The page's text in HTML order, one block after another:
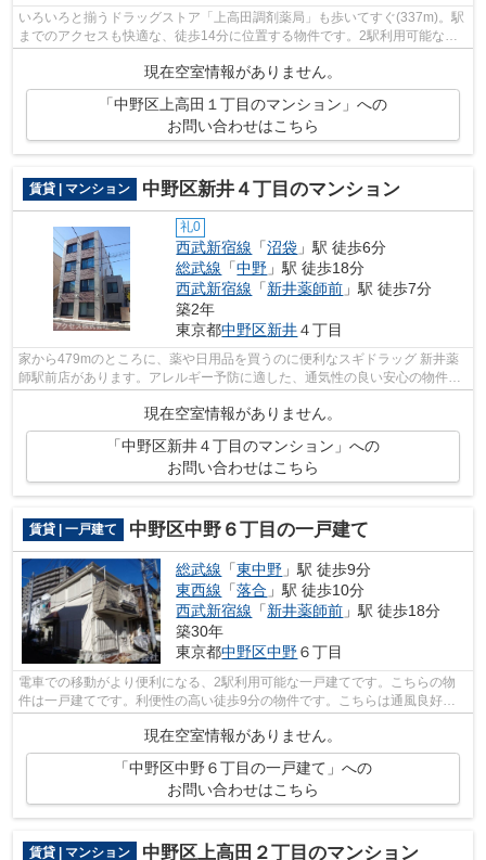
いろいろと揃うドラッグストア「上高田調剤薬局」も歩いてすぐ(337m)。駅
までのアクセスも快適な、徒歩14分に位置する物件です。2駅利用可能なの
現在空室情報がありません。
「中野区上高田１丁目のマンション」への
お問い合わせはこちら
賃貸 | マンション 中野区新井４丁目のマンション
礼0
西武新宿線 「沼袋 」駅 徒歩6分
総武線 「中野 」駅 徒歩18分
西武新宿線 「新井薬師前 」駅 徒歩7分
築2年
東京都中野区新井４丁目
家から479mのところに、薬や日用品を買うのに便利なスギドラッグ 新井薬
師駅前店があります。アレルギー予防に適した、通気性の良い安心の物件で
す。健康な体は新鮮な空気を吸うところ...
現在空室情報がありません。
「中野区新井４丁目のマンション」への
お問い合わせはこちら
賃貸 | 一戸建て 中野区中野６丁目の一戸建て
総武線 「東中野 」駅 徒歩9分
東西線 「落合 」駅 徒歩10分
西武新宿線 「新井薬師前 」駅 徒歩18分
築30年
東京都中野区中野６丁目
電車での移動がより便利になる、2駅利用可能な一戸建てです。こちらの物
件は一戸建てです。利便性の高い徒歩9分の物件です。こちらは通風良好な
物件です。お気に入りの賃貸戸建てを探...
現在空室情報がありません。
「中野区中野６丁目の一戸建て」への
お問い合わせはこちら
賃貸 | マンション 中野区上高田２丁目のマンション